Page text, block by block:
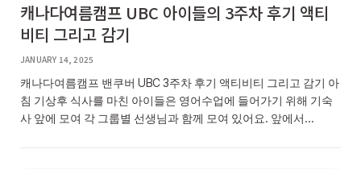
캐나다여름캠프 UBC 아이들의 3주차 후기 액티
비티 그리고 감기
JANUARY 14, 2025
캐나다여름캠프 밴쿠버 UBC 3주차 후기 액티비티 그리고 감기 아
침 기상후 식사를 마친 아이들은 영어수업에 들어가기 위해 기숙
사 앞에 모여 각 그룹별 선생님과 함께 모여 있어요. 앞에서…